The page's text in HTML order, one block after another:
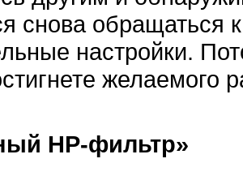
снова обращаться
настройки.
желаемого
HP-фильтр»